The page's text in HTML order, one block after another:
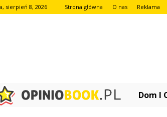
sierpień 8, 2026 Strona główna O nas Reklama
Dom I